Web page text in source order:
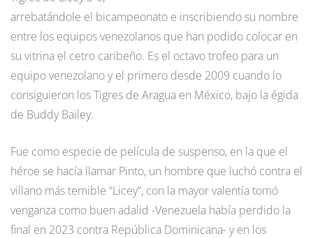
arrebatándole el bicampeonato e inscribiendo su nombre
entre los equipos venezolanos que han podido colocar en
su vitrina el cetro caribeño. Es el octavo trofeo para un
equipo venezolano y el primero desde 2009 cuando lo
consiguieron los Tigres de Aragua en México, bajo la égida
de Buddy Bailey.
Fue como especie de película de suspenso, en la que el
héroe se hacía llamar Pinto, un hombre que luchó contra el
villano más temible “Licey”, con la mayor valentía tomó
venganza como buen adalid -Venezuela había perdido la
final en 2023 contra República Dominicana- y en los